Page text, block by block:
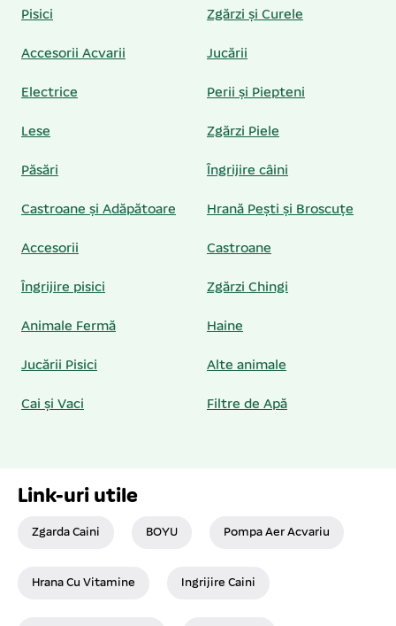
Pisici Zgărzi și Curele
Accesorii Acvarii Jucării
Electrice Perii și Piepteni
Lese Zgărzi Piele
Păsări Îngrijire câini
Castroane și Adăpătoare Hrană Pești și Broscuțe
Accesorii Castroane
Îngrijire pisici Zgărzi Chingi
Animale Fermă Haine
Jucării Pisici Alte animale
Cai și Vaci Filtre de Apă
Link-uri utile
Zgarda Caini BOYU Pompa Aer Acvariu
Hrana Cu Vitamine Ingrijire Caini